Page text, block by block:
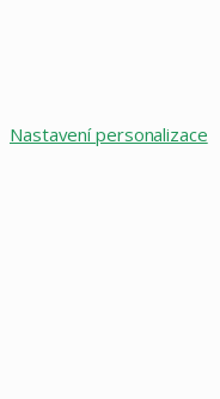
Nastavení personalizace